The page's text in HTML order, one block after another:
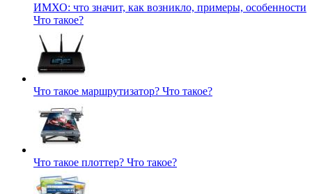
ИМХО: что значит, как возникло, примеры, особенности
Что такое?
Что такое маршрутизатор? Что такое?
Что такое плоттер? Что такое?